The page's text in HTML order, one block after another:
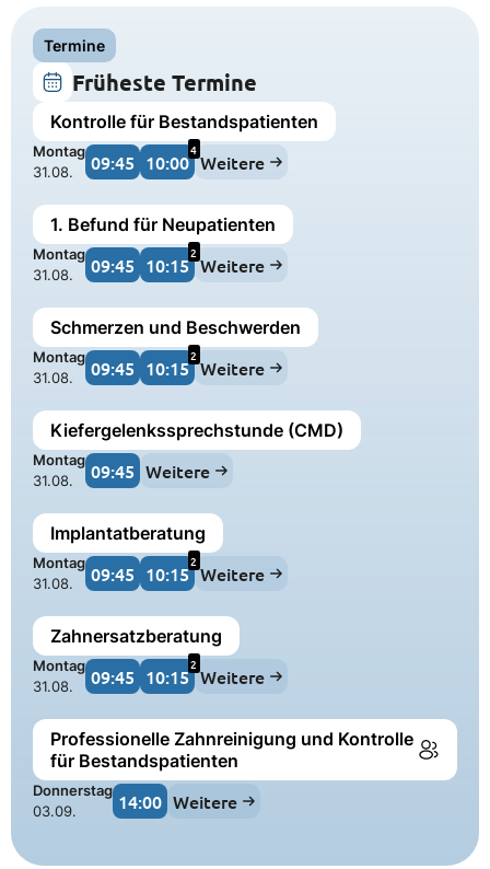
Termine
Früheste Termine
Kontrolle für Bestandspatienten
Montag
31.08.
09:45 10:00
4
Weitere
1. Befund für Neupatienten
Montag
31.08.
09:45 10:15
2
Weitere
Schmerzen und Beschwerden
Montag
31.08.
09:45 10:15
2
Weitere
Kiefergelenkssprechstunde (CMD)
Montag
31.08.
09:45 Weitere
Implantatberatung
Montag
31.08.
09:45 10:15
2
Weitere
Zahnersatzberatung
Montag
31.08.
09:45 10:15
2
Weitere
Professionelle Zahnreinigung und Kontrolle
für Bestandspatienten
Donnerstag
03.09.
14:00 Weitere